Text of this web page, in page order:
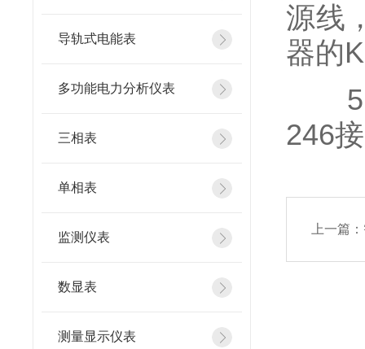
导轨式电能表
多功能电力分析仪表
三相表
单相表
监测仪表
数显表
测量显示仪表
源线
器的
5、
246
上一篇：